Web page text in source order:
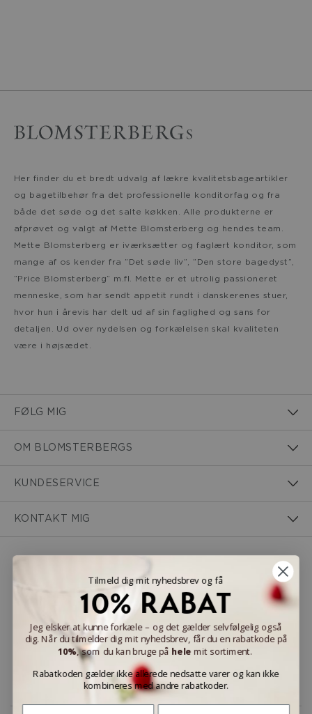
Her finder du et bredt udvalg af lækre kvalitetsbageartikler
og bagetilbehør fra det professionelle konditorfag og fra
både det søde og det salte køkken. Alle produkterne er
afprøvet og valgt af Mette Blomsterberg og hendes team.
Mette Blomsterberg er iværksætter og faglært konditor, som
mange af os kender fra ”Det søde liv”, ”Den store bagedyst”,
”Price Blomsterberg” m.fl. Mette er et utrolig passioneret
menneske, som har sendt appetit rundt i danskerenes stuer,
hvor hun i årevis har delt ud af sin faglighed og sans for
detaljen. Ud over nydelsen og forkælelsen skal kvaliteten
være i højsædet.
FØLG MIG
OM BLOMSTERBERGS
KUNDESERVICE
KONTAKT MIG
LEVERINGSMULIGHEDER
Tilmeld dig mit nyhedsbrev og få
10% RABAT
Jeg elsker at kunne forkæle – og det gælder selvfølgelig også
dig. Når du tilmelder dig mit nyhedsbrev, får du en rabatkode på
10%, som du kan bruge på hele mit sortiment.
Rabatkoden gælder ikke allerede nedsatte varer og kan ikke
kombineres med andre rabatkoder.